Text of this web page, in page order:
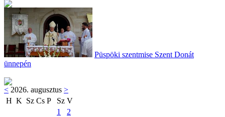
Püspöki szentmise Szent Donát
ünnepén
< 2026. augusztus >
H K Sz Cs P Sz V
1
2